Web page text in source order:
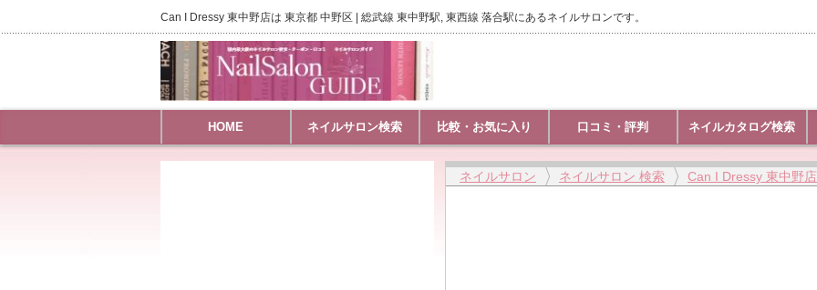
Can I Dressy 東中野店は 東京都 中野区 | 総武線 東中野駅, 東西線 落合駅にあるネイルサロンです。
HOME ネイルサロン検索 比較・お気に入り 口コミ・評判 ネイルカタログ検索
ネイルサロン ネイルサロン 検索 Can I Dressy 東中野店